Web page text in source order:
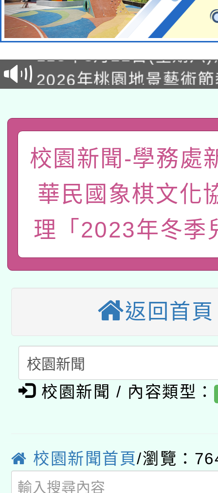
轉知經濟部水利署委託
用水績優單位及節水達
115年8月22日(星期六
桃園市孔廟祈福系列
2026年桃園地景藝術
關事宜
轉知教育部國民及學前
國立臺灣師範大學辦理
業成長研習」實施計畫
函轉國家教育研究院中
原住民族教育政策研討
族教育國際趨勢與發展
轉知教育部國民及學前
新北市政府教育局辦理
師專業成長研習實施計
函轉國立臺灣師範大學
族語言臺北學習中心
轉知有關國立成功大學
件」活動簡章
教育部國民及學前教
年度COVID-19疫苗接
接種對象擴大為「滿6
接種之民眾」措施，
月28日止
轉知經濟部水利署委託
業技術研究院辦理「
用水績優單位及節水達
動」
115年8月22日(星期六
桃園市孔廟祈福系列
開 智慧啟航」
2026年桃園地景藝術
「2026桃園藝術巡演
關事宜
轉知教育部國民及學前
國立臺灣師範大學辦
業成長研習」實施計畫
函轉國家教育研究院中
師專業成長研習實施計
族語言臺北學習中心
轉知有關國立成功大學
教育部國民及學前教育
校園新聞-學務處
華民國象棋文化
理「2023年冬季
返回首頁
校園新聞 / 內容類型：
校園新聞首頁/瀏覽：